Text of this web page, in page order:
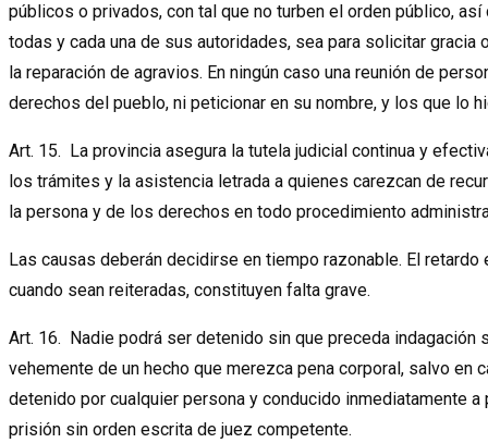
públicos o privados, con tal que no turben el orden público,
todas y cada una de sus autoridades, sea para solicitar
la reparación de agravios. En ningún caso una reunión de
derechos del pueblo, ni peticionar en su nombre, y los que lo
Art. 15. La provincia asegura la tutela judicial continua y
los trámites y la asistencia letrada a quienes carezcan de
la persona y de los derechos en todo procedimiento
Las causas deberán decidirse en tiempo razonable. El
cuando sean reiteradas, constituyen falta grave.
Art. 16. Nadie podrá ser detenido sin que preceda indagación
vehemente de un hecho que merezca pena corporal, salvo en
detenido por cualquier persona y conducido inmediatamente
prisión sin orden escrita de juez competente.